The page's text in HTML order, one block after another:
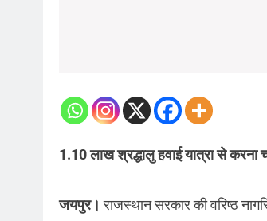
1.10 लाख श्रद्धालु हवाई यात्रा से करना
जयपुर।राजस्थान सरकार की वरिष्ठ